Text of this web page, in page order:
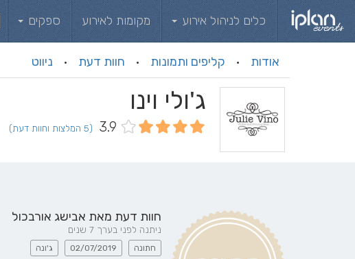
כלים לניהול אירוע מקומות לאירוע ספקים
אודות · קליפים ותמונות · חוות דעת · ניווט
ג'ולי וינו
3.9 (5 המלצות וחוות דעת)
חוות דעת מאת אבישג אורבכול
ניתנה לפני בערך 7 שנים
חתונה 02/07/2019 ג'ונה